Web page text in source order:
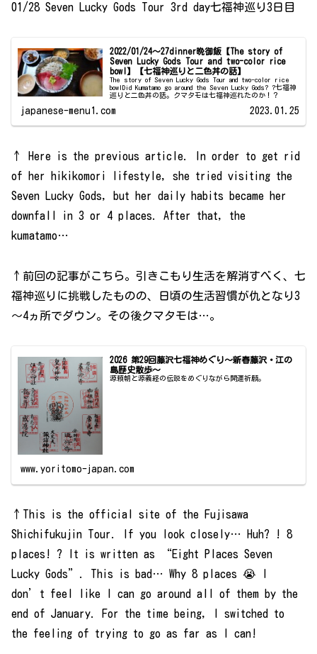
01/28 Seven Lucky Gods Tour 3rd day七福神巡り3日目
2022/01/24～27dinner晩御飯【The story of
Seven Lucky Gods Tour and two-color rice
bowl】【七福神巡りと二色丼の話】
The story of Seven Lucky Gods Tour and two-color rice
bowlDid Kumatamo go around the Seven Lucky Gods? ?七福神
巡りと二色丼の話。クマタモは七福神巡れたのか！？
japanese-menu1.com 2023.01.25
↑ Here is the previous article. In order to get rid
of her hikikomori lifestyle, she tried visiting the
Seven Lucky Gods, but her daily habits became her
downfall in 3 or 4 places. After that, the
kumatamo…
↑前回の記事がこちら。引きこもり生活を解消すべく、七
福神巡りに挑戦したものの、日頃の生活習慣が仇となり3
～4ヵ所でダウン。その後クマタモは…。
2026 第29回藤沢七福神めぐり〜新春藤沢・江の
島歴史散歩〜
源頼朝と源義経の伝説をめぐりながら開運祈願。
www.yoritomo-japan.com
↑This is the official site of the Fujisawa
Shichifukujin Tour. If you look closely… Huh? ! 8
places! ? It is written as “Eight Places Seven
Lucky Gods”. This is bad… Why 8 places 😭 I
don’t feel like I can go around all of them by the
end of January. For the time being, I switched to
the feeling of trying to go as far as I can!